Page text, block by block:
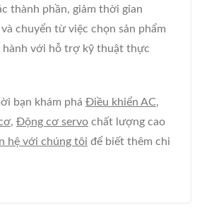
thành phần, giảm thời gian
chuyển từ việc chọn sản phẩm
hành với hỗ trợ kỹ thuật thực
bạn khám phá Điều khiển AC,
, Động cơ servo chất lượng cao
hệ với chúng tôi để biết thêm chi